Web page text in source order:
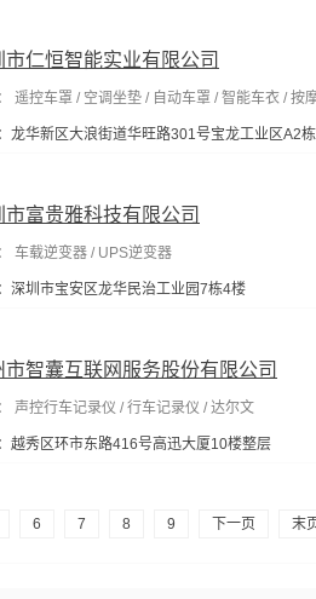
市仁恒智能实业有限公司
遥控车罩 / 空调坐垫 / 自动车罩 / 智能车衣 / 按
龙华新区大浪街道华旺路301号宝龙工业区A2
市富贵雅科技有限公司
车载逆变器 / UPS逆变器
深圳市宝安区龙华民治工业园7栋4楼
市智囊互联网服务股份有限公司
声控行车记录仪 / 行车记录仪 / 达尔文
越秀区环市东路416号高迅大厦10楼整层
6 7 8 9 下一页 末